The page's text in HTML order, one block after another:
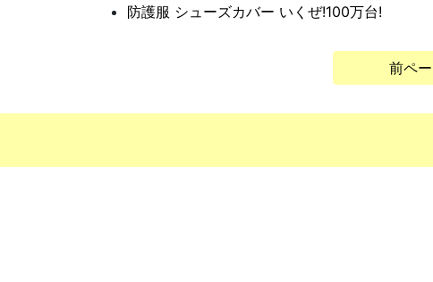
防護服 シューズカバー いくぜ!100万台!
前ペ